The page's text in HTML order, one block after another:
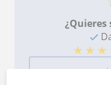
¿Quieres
★ ★ ★